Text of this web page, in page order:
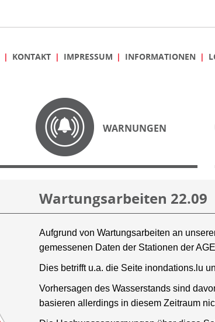
KONTAKT IMPRESSUM INFORMATIONEN
WARNUNGEN
Wartungsarbeiten 22.09
Aufgrund von Wartungsarbeiten an
gemessenen Daten der Stationen der
Dies betrifft u.a. die Seite inondations.lu
Vorhersagen des Wasserstands sind
basieren allerdings in diesem Zeitraum